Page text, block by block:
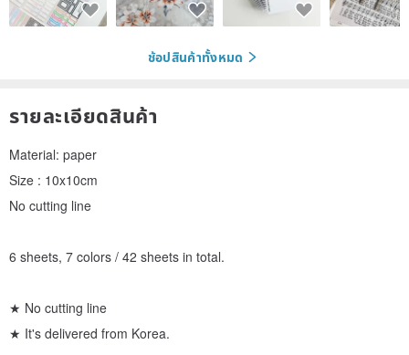
ช้อปสินค้าทั้งหมด
รายละเอียดสินค้า
Material: paper
Size : 10x10cm
No cutting line
6 sheets, 7 colors / 42 sheets in total.
★ No cutting line
★ It's delivered from Korea.